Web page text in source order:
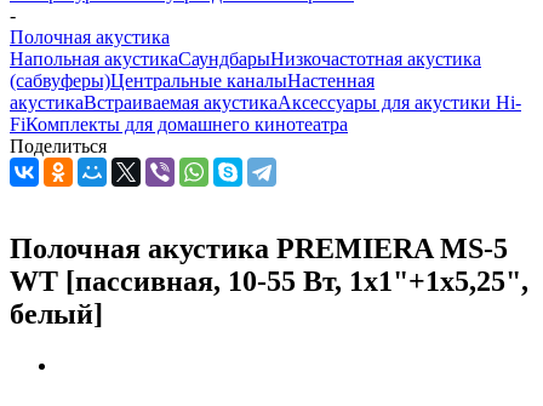
-
Полочная акустика
Напольная акустикаСаундбарыНизкочастотная акустика
(сабвуферы)Центральные каналыНастенная
акустикаВстраиваемая акустикаАксессуары для акустики Hi-
FiКомплекты для домашнего кинотеатра
Поделиться
Полочная акустика PREMIERA MS-5
WT [пассивная, 10-55 Вт, 1x1"+1x5,25",
белый]